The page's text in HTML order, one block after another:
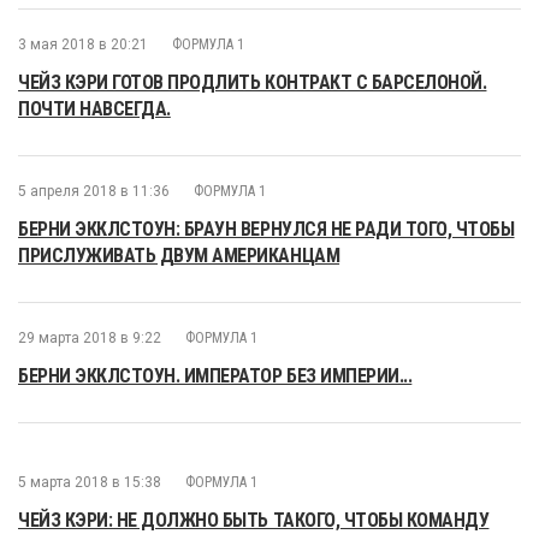
3 мая 2018 в 20:21 ФОРМУЛА 1
ЧЕЙЗ КЭРИ ГОТОВ ПРОДЛИТЬ КОНТРАКТ С БАРСЕЛОНОЙ.
ПОЧТИ НАВСЕГДА.
5 апреля 2018 в 11:36 ФОРМУЛА 1
БЕРНИ ЭККЛСТОУН: БРАУН ВЕРНУЛСЯ НЕ РАДИ ТОГО, ЧТОБЫ
ПРИСЛУЖИВАТЬ ДВУМ АМЕРИКАНЦАМ
29 марта 2018 в 9:22 ФОРМУЛА 1
БЕРНИ ЭККЛСТОУН. ИМПЕРАТОР БЕЗ ИМПЕРИИ...
5 марта 2018 в 15:38 ФОРМУЛА 1
ЧЕЙЗ КЭРИ: НЕ ДОЛЖНО БЫТЬ ТАКОГО, ЧТОБЫ КОМАНДУ